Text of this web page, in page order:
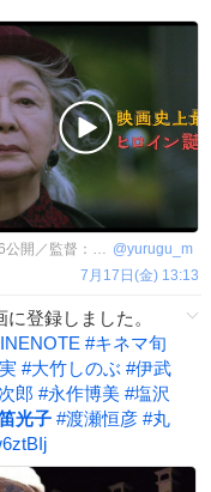
「小春日和～Indian Summer～」5.16公開／監督：松本動／Yurugu.M @yurugu_m
7月17日(金) 13:13
登録しました。
#キネマ旬
#大竹しのぶ #伊武
郎 #永作博美 #塩沢
光子 #渡瀬恒彦 #丸